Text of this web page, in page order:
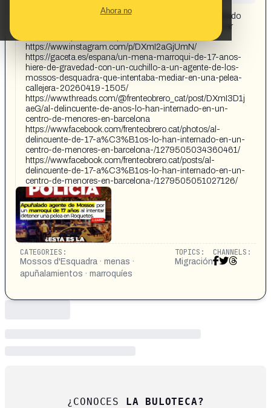
Ahora no
MENOR MARROQUÍ APUÑALA A UN POLICÍA Apuñalado
agente de Mossos por un marroquí de 17 años al intentar
https://www.instagram.com/p/DXmI2aGjUmN/
https://gaceta.es/espana/un-mena-marroqui-de-17-anos-
hiere-de-gravedad-con-un-cuchillo-a-un-agente-de-los-
mossos-desquadra-que-intentaba-mediar-en-una-pelea-
callejera-20260419-1505/
https://www.threads.com/@frenteobrero_cat/post/DXmI3D1j
aeG/al-delincuente-de-anos-lo-han-internado-en-un-
centro-de-menores-en-barcelona
https://www.facebook.com/frenteobrero.cat/photos/al-
delincuente-de-17-a%C3%B1os-lo-han-internado-en-un-
centro-de-menores-en-barcelona-/1279505034360461/
https://www.facebook.com/frenteobrero.cat/posts/al-
delincuente-de-17-a%C3%B1os-lo-han-internado-en-un-
centro-de-menores-en-barcelona-/1279505051027126/
CATEGORIES:
Mossos d'Esquadra · menas ·
apuñalamientos · marroquíes
TOPICS:
Migración
CHANNELS:
¿CONOCES LA BULOTECA?